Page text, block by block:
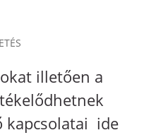
illetően a
 ide